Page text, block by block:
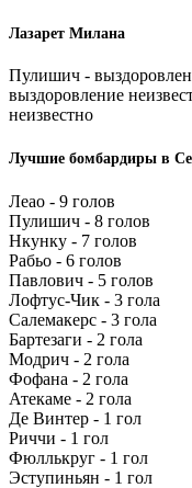
Лазарет Милана
Пулишич -
выздоровление
неизвестно
Лучшие бомбардиры в
Леао - 9 голов
Пулишич - 8 голов
Нкунку - 7 голов
Рабьо - 6 голов
Павлович - 5 голов
Лофтус-Чик - 3 гола
Салемакерс - 3 гола
Бартезаги - 2 гола
Модрич - 2 гола
Фофана - 2 гола
Атекаме - 2 гола
Де Винтер - 1 гол
Риччи - 1 гол
Фюллькруг - 1 гол
Эступиньян - 1 гол